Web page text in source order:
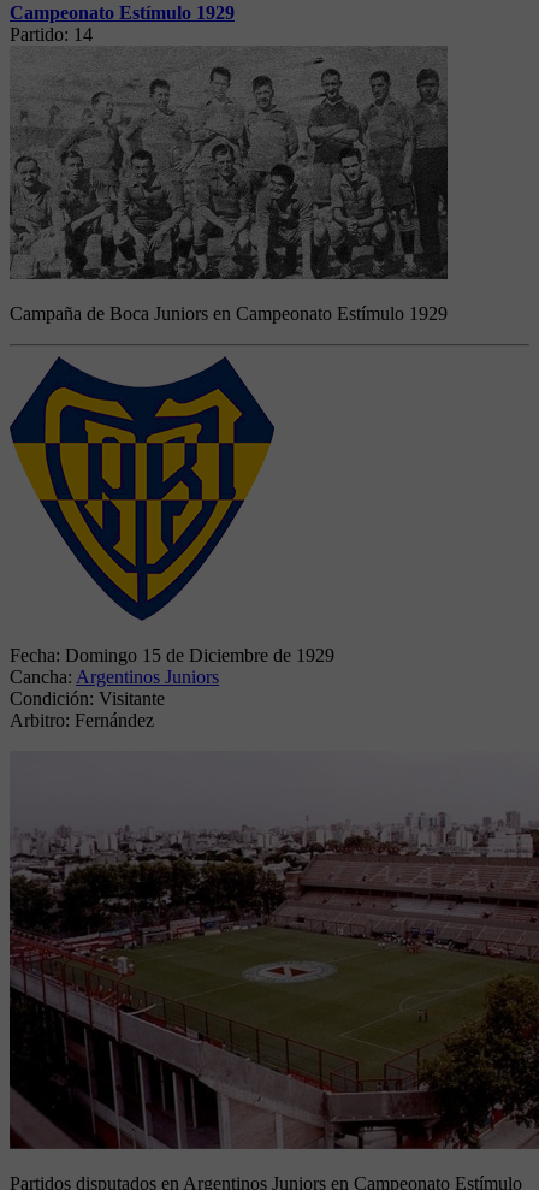
Campeonato Estímulo 1929
Partido: 14
Campaña de Boca Juniors en Campeonato Estímulo 1929
Fecha: Domingo 15 de Diciembre de 1929
Cancha: Argentinos Juniors
Condición: Visitante
Arbitro: Fernández
Partidos disputados en Argentinos Juniors en Campeonato Estímulo